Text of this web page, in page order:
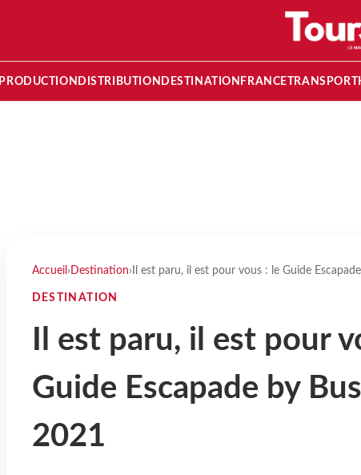
PRODUCTION DISTRIBUTION DESTINATION FRANCETRANSPORT
Accueil › Destination› Il est paru, il est pour vous : le Guide
DESTINATION
Il est paru, il est pour
Guide Escapade by
2021